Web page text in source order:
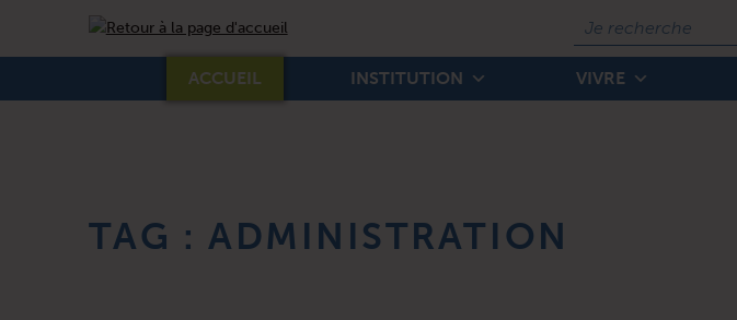
ACCUEIL INSTITUTION VIVRE
TAG : ADMINISTRATION